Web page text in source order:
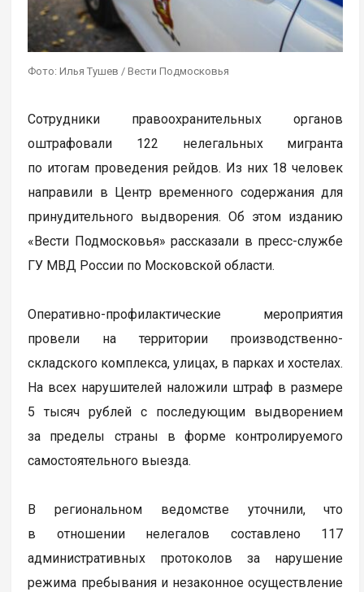
Фото: Илья Тушев / Вести Подмосковья
Сотрудники правоохранительных органов
оштрафовали 122 нелегальных мигранта
по итогам проведения рейдов. Из них 18 человек
направили в Центр временного содержания для
принудительного выдворения. Об этом изданию
«Вести Подмосковья» рассказали в пресс-службе
ГУ МВД России по Московской области.
Оперативно-профилактические мероприятия
провели на территории производственно-
складского комплекса, улицах, в парках и хостелах.
На всех нарушителей наложили штраф в размере
5 тысяч рублей с последующим выдворением
за пределы страны в форме контролируемого
самостоятельного выезда.
В региональном ведомстве уточнили, что
в отношении нелегалов составлено 117
административных протоколов за нарушение
режима пребывания и незаконное осуществление